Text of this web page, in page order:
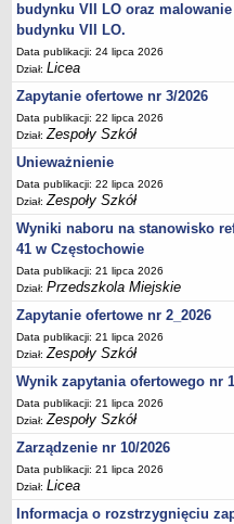
OŚWIADCZENIA MAJĄTKOWE
PONOWNE WYKORZYSTYWANIE
UDOSTĘPNIANIE INFORMACJI
OCHRONA DANYCH OSOBOWYCH
budynku VII LO oraz
budynku VII LO.
Data publikacji: 24 lipca 2026
Dział:Licea
Zapytanie ofertowe nr 3/2026
Data publikacji: 22 lipca 2026
Dział:Zespoły Szkół
Unieważnienie
Data publikacji: 22 lipca 2026
Dział:Zespoły Szkół
Wyniki naboru na stanowisko
41 w Częstochowie
Data publikacji: 21 lipca 2026
Dział:Przedszkola Miejskie
Zapytanie ofertowe nr 2_2026
Data publikacji: 21 lipca 2026
Dział:Zespoły Szkół
Wynik zapytania ofertowego nr
Data publikacji: 21 lipca 2026
Dział:Zespoły Szkół
Zarządzenie nr 10/2026
Data publikacji: 21 lipca 2026
Dział:Licea
Informacja o rozstrzygnięciu